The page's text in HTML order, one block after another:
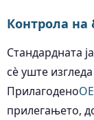
Контрола на
Стандардната
сè уште
Прилагодено
прилегањето,